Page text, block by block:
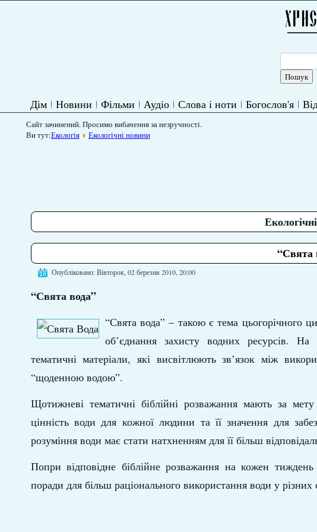
Дім Новини Фільми Аудіо Слова і ноти Богослов'я
Сайт зачинений. Просимо вибачення за незручності.
Ви тут:Екологія Екологічні новини
“Свята
Опубліковано: Вівторок, 02 березня 2010, 20:00
“Свята вода”
“Свята вода” – такою є тема цьогорічного
об’єднання захисту водних ресурсів.
тематичні матеріали, які висвітлюють зв’язок між
“щоденною водою”.
Щотижневі тематичні біблійні розважання мають за
цінність води для кожної людини та її значення для
розуміння води має стати натхненням для її більш
Попри відповідне біблійне розважання на кожен тиждень
поради для більш раціонального використання води у різних